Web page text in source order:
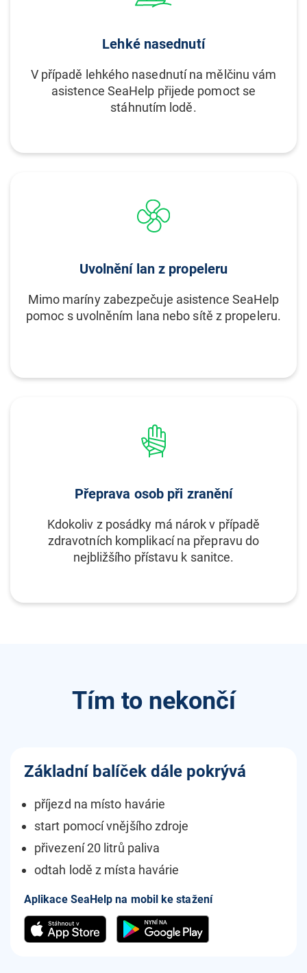
Lehké nasednutí
V případě lehkého nasednutí na mělčinu vám
asistence SeaHelp přijede pomoct se
stáhnutím lodě.
Uvolnění lan z propeleru
Mimo maríny zabezpečuje asistence SeaHelp
pomoc s uvolněním lana nebo sítě z propeleru.
Přeprava osob při zranění
Kdokoliv z posádky má nárok v případě
zdravotních komplikací na přepravu do
nejbližšího přístavu k sanitce.
Tím to nekončí
Základní balíček dále pokrývá
příjezd na místo havárie
start pomocí vnějšího zdroje
přivezení 20 litrů paliva
odtah lodě z místa havárie
Aplikace SeaHelp na mobil ke stažení